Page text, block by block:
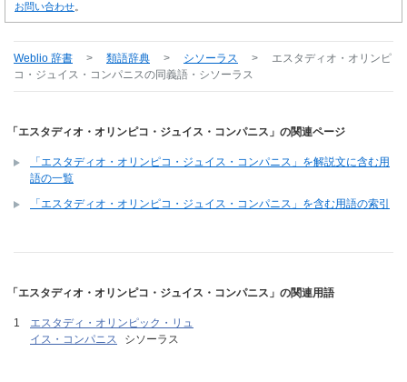
お問い合わせ
Weblio 辞書 > 類語辞典 > シソーラス >
エスタディオ・オリンピ
コ・ジュイス・コンパニスの同義語・シソーラス
「エスタディオ・オリンピコ・ジュイス・コンパニス」の関連ページ
「エスタディオ・オリンピコ・ジュイス・コンパニス」を解説文に含む用
語の一覧
「エスタディオ・オリンピコ・ジュイス・コンパニス」を含む用語の索引
「エスタディオ・オリンピコ・ジュイス・コンパニス」の関連用語
エスタディ・オリンピック・リュ
イス・コンパニス
シソーラス